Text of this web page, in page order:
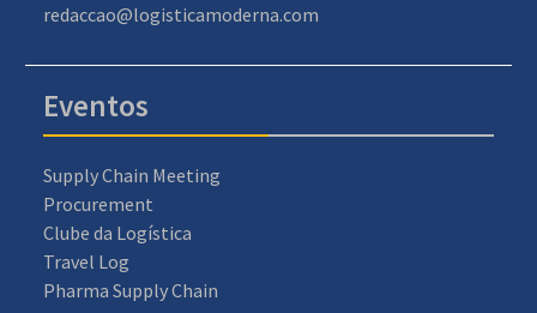
redaccao@logisticamoderna.com
Eventos
Supply Chain Meeting
Procurement
Clube da Logística
Travel Log
Pharma Supply Chain